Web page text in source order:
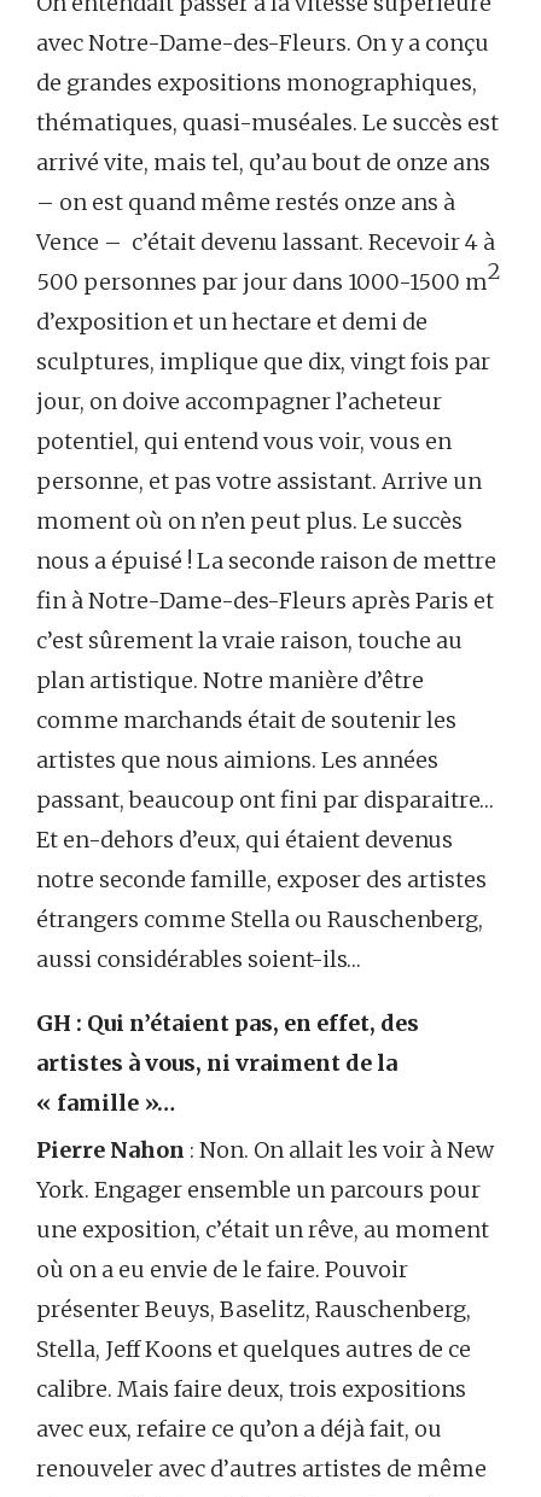
avec Notre-Dame-des-Fleurs. On y a conçu
de grandes expositions monographiques,
thématiques, quasi-muséales. Le succès est
arrivé vite, mais tel, qu’au bout de onze ans
– on est quand même restés onze ans à
Vence – c’était devenu lassant. Recevoir 4 à
500 personnes par jour dans 1000-1500 m2
d’exposition et un hectare et demi de
sculptures, implique que dix, vingt fois par
jour, on doive accompagner l’acheteur
potentiel, qui entend vous voir, vous en
personne, et pas votre assistant. Arrive un
moment où on n’en peut plus. Le succès
nous a épuisé ! La seconde raison de mettre
fin à Notre-Dame-des-Fleurs après Paris et
c’est sûrement la vraie raison, touche au
plan artistique. Notre manière d’être
comme marchands était de soutenir les
artistes que nous aimions. Les années
passant, beaucoup ont fini par disparaitre…
Et en-dehors d’eux, qui étaient devenus
notre seconde famille, exposer des artistes
étrangers comme Stella ou Rauschenberg,
aussi considérables soient-ils…
GH : Qui n’étaient pas, en effet, des
artistes à vous, ni vraiment de la
« famille »…
Pierre Nahon : Non. On allait les voir à New
York. Engager ensemble un parcours pour
une exposition, c’était un rêve, au moment
où on a eu envie de le faire. Pouvoir
présenter Beuys, Baselitz, Rauschenberg,
Stella, Jeff Koons et quelques autres de ce
calibre. Mais faire deux, trois expositions
avec eux, refaire ce qu’on a déjà fait, ou
renouveler avec d’autres artistes de même